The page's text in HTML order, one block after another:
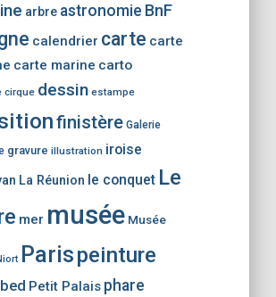
arbre astronomie BnF
calendrier carte carte
carte marine carto
cirque dessin estampe
finistère Galerie
gravure illustration iroise
La Réunion le conquet Le
mer musée Musée
Parispeinture
Petit Palais phare